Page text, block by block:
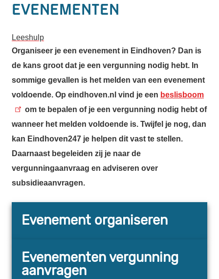
Evenementen
Leeshulp
Organiseer je een evenement in Eindhoven? Dan is
de kans groot dat je een vergunning nodig hebt. In
sommige gevallen is het melden van een evenement
voldoende. Op eindhoven.nl vind je een beslisboom
om te bepalen of je een vergunning nodig hebt of
wanneer het melden voldoende is. Twijfel je nog, dan
kan Eindhoven247 je helpen dit vast te stellen.
Daarnaast begeleiden zij je naar de
vergunningaanvraag en adviseren over
subsidieaanvragen.
Evenement organiseren
Evenementen vergunning
aanvragen